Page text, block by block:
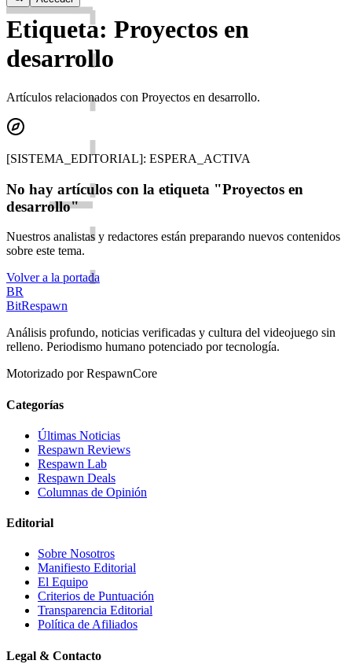
Etiqueta: Proyectos en
desarrollo
Artículos relacionados con Proyectos en desarrollo.
[SISTEMA_EDITORIAL]: ESPERA_ACTIVA
No hay artículos con la etiqueta "Proyectos en
desarrollo"
Nuestros analistas y redactores están preparando nuevos contenidos
sobre este tema.
Volver a la portada
BR
BitRespawn
Análisis profundo, noticias verificadas y cultura del videojuego sin
relleno. Periodismo humano potenciado por tecnología.
Motorizado por RespawnCore
Categorías
Últimas Noticias
Respawn Reviews
Respawn Lab
Respawn Deals
Columnas de Opinión
Editorial
Sobre Nosotros
Manifiesto Editorial
El Equipo
Criterios de Puntuación
Transparencia Editorial
Política de Afiliados
Legal & Contacto